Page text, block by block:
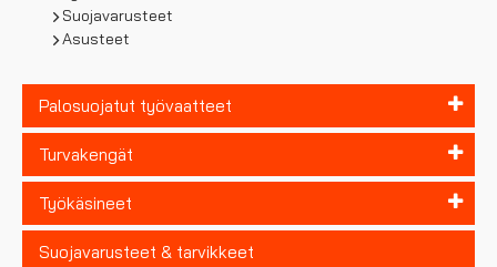
Suojavarusteet
Asusteet
Palosuojatut työvaatteet
Turvakengät
Työkäsineet
Suojavarusteet & tarvikkeet